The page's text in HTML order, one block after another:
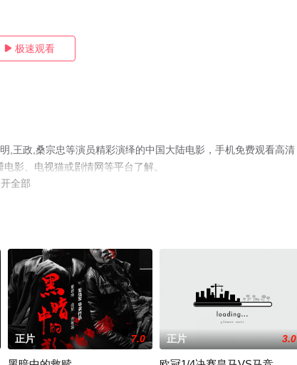
 极速观看
,王政,桑宗忠等演员精彩演绎的中国大陆电影，手机免费观看高清
影、电视猫或剧情网等平台了解。
全部
正片 7.0 正片 3.0